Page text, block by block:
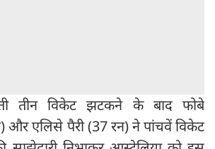
तीन विकेट झटकने के बाद फोबे
और एलिसे पैरी (37 रन) ने पांचवें विकेट